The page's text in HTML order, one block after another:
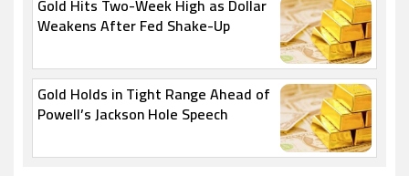
Gold Hits Two-Week High as Dollar
Weakens After Fed Shake-Up
Gold Holds in Tight Range Ahead of
Powell’s Jackson Hole Speech